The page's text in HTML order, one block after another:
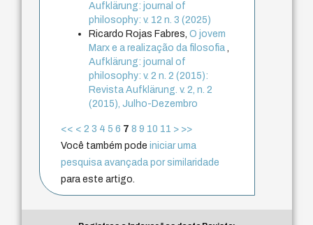
Aufklärung: journal of
philosophy: v. 12 n. 3 (2025)
Ricardo Rojas Fabres,O jovem
Marx e a realização da filosofia,
Aufklärung: journal of
philosophy: v. 2 n. 2 (2015):
Revista Aufklärung. v. 2, n. 2
(2015), Julho-Dezembro
<< < 2 3 4 5 6 7 8 9 10 11 > >>
Você também podeiniciar uma
pesquisa avançada por similaridade
para este artigo.